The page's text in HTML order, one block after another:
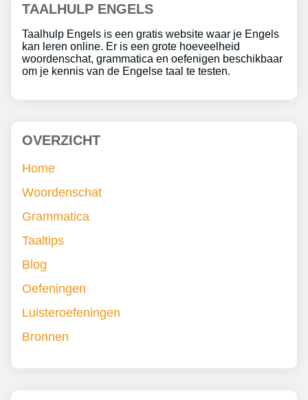
TAALHULP ENGELS
Taalhulp Engels is een gratis website waar je Engels
kan leren online. Er is een grote hoeveelheid
woordenschat, grammatica en oefenigen beschikbaar
om je kennis van de Engelse taal te testen.
OVERZICHT
Home
Woordenschat
Grammatica
Taaltips
Blog
Oefeningen
Luisteroefeningen
Bronnen